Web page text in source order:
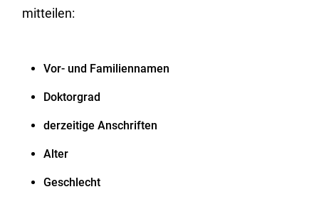
mitteilen:
Vor- und Familiennamen
Doktorgrad
derzeitige Anschriften
Alter
Geschlecht